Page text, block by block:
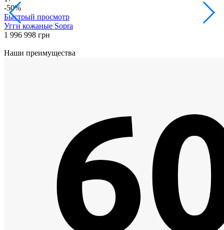
-50%
Быстрый просмотр
Угги кожаные Sopra
1 996 998 грн
Наши преимущества